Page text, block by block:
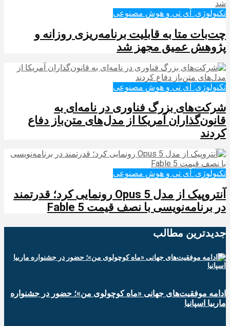
تکنولوژی: آی تی و هوش مصنوعی
چت‌بات متا به قابلیت برنامه‌ریزی روزانه و
پژوهش عمیق مجهز شد
تکنولوژی: آی تی و هوش مصنوعی
شرکت‌های بزرگ فناوری در نامه‌ای به
قانون‌گذاران آمریکا از مدل‌های متن‌باز دفاع
کردند
تکنولوژی: آی تی و هوش مصنوعی
آنتروپیک از مدل Opus 5 رونمایی کرد؛ قدرتمند
در برنامه‌نویسی با نصف قیمت Fable 5
جدیدترین‌ مطالب
ادامه موفقیت‌های جهانی «ماه کوچولوی من»؛ حضور در جشنواره
ماربیا اسپانیا